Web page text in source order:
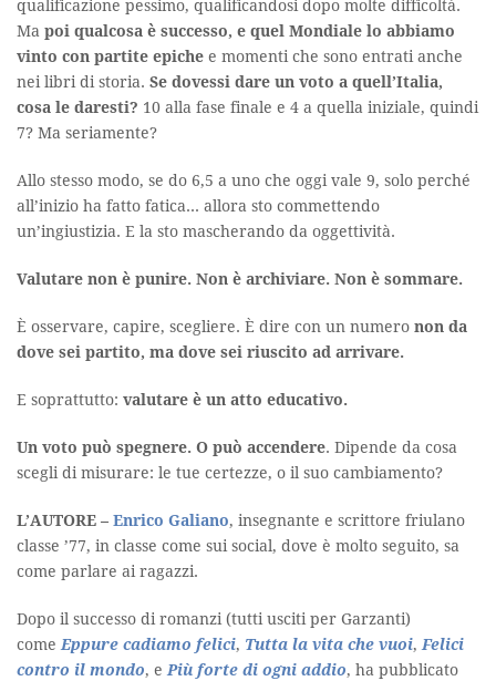
qualificazione pessimo, qualificandosi dopo molte difficoltà.
Ma poi qualcosa è successo, e quel Mondiale lo abbiamo
vinto con partite epiche e momenti che sono entrati anche
nei libri di storia. Se dovessi dare un voto a quell’Italia,
cosa le daresti? 10 alla fase finale e 4 a quella iniziale, quindi
7? Ma seriamente?
Allo stesso modo, se do 6,5 a uno che oggi vale 9, solo perché
all’inizio ha fatto fatica… allora sto commettendo
un’ingiustizia. E la sto mascherando da oggettività.
Valutare non è punire. Non è archiviare. Non è sommare.
È osservare, capire, scegliere. È dire con un numero non da
dove sei partito, ma dove sei riuscito ad arrivare.
E soprattutto: valutare è un atto educativo.
Un voto può spegnere. O può accendere. Dipende da cosa
scegli di misurare: le tue certezze, o il suo cambiamento?
L’AUTORE – Enrico Galiano, insegnante e scrittore friulano
classe ’77, in classe come sui social, dove è molto seguito, sa
come parlare ai ragazzi.
Dopo il successo di romanzi (tutti usciti per Garzanti)
comeEppure cadiamo felici, Tutta la vita che vuoi,Felici
contro il mondo, ePiù forte di ogni addio, ha pubblicato